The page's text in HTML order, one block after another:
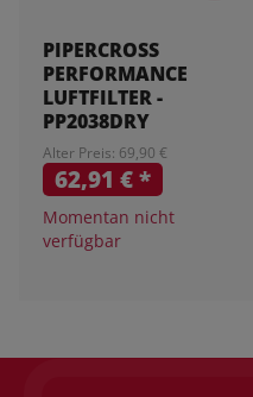
PIPERCROSS
PERFORMANCE
LUFTFILTER -
PP2038DRY
Alter Preis: 69,90 €
62,91 €*
Momentan nicht
verfügbar